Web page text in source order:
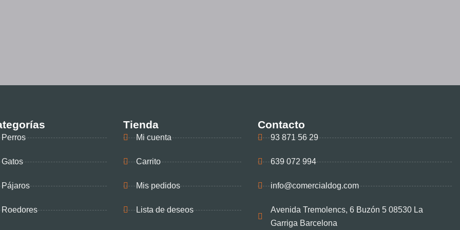
Perros
Gatos
Pájaros
Roedores
Tienda
Mi cuenta
Carrito
Mis pedidos
Lista de deseos
Contacto
93 871 56 29
639 072 994
info@comercialdog.com
Avenida Tremolencs, 6 Buzón 5 08530 La
Garriga Barcelona